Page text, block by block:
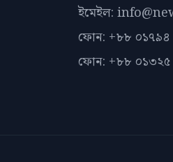
ইমেইল:
ফোন: +৮৮
ফোন: +৮৮